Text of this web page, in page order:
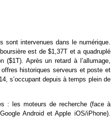
sont intervenues dans le numérique.
est de $1,37T et a quadruplé
($1T). Après un retard à l’allumage,
historiques serveurs et poste et
s’occupant depuis à temps plein de
: les moteurs de recherche (face à
Android et Apple iOS/iPhone).